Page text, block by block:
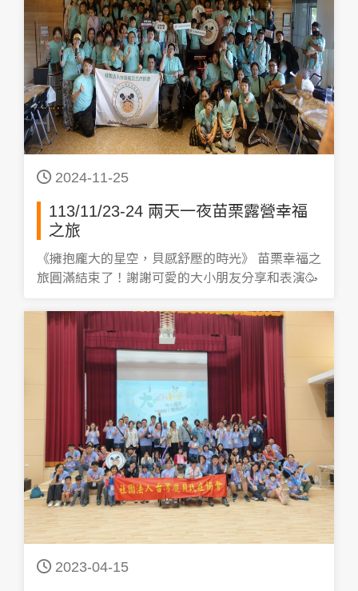
2024-11-25
113/11/23-24 兩天一夜苗栗露營幸福
之旅
《擁抱龐大的星空，貝感舒壓的時光》 苗栗幸福之
旅圓滿結束了！謝謝可愛的大小朋友分享和表演🥳
2023-04-15